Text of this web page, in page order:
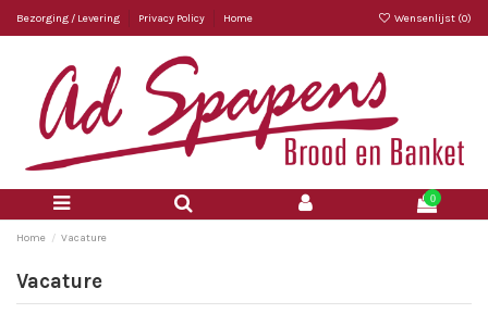
Bezorging / Levering Privacy Policy Home Wensenlijst (0)
0
Home Vacature
Vacature